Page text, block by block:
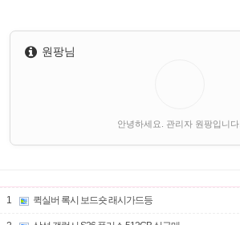
원팡님
안녕하세요. 관리자 원팡입니다.
1 퀵실버 록시 보드숏 래시가드등